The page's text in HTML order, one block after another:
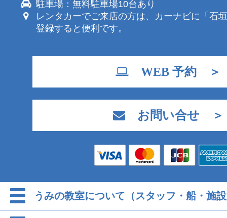
駐車場：無料駐車場10台あり
レンタカーでご来店の方は、カーナビに「石
登録すると便利です。
WEB 予約 ＞
お問い合せ ＞
うみの教室について（スタッフ・船・施